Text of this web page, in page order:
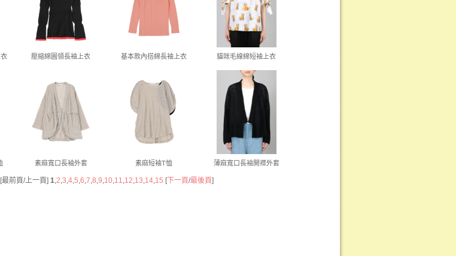
壓縮綿圓領長袖上衣 基本款內搭綿長袖上衣 貓咪毛線綿短袖上衣
素麻寬口長袖外套 素麻短袖T恤 薄麻寬口長袖開襟外套
[最前頁/上一頁] 1 2 3 4 5 6 7 8 9 10 11 12 13 14 15 [下一頁/最後頁]